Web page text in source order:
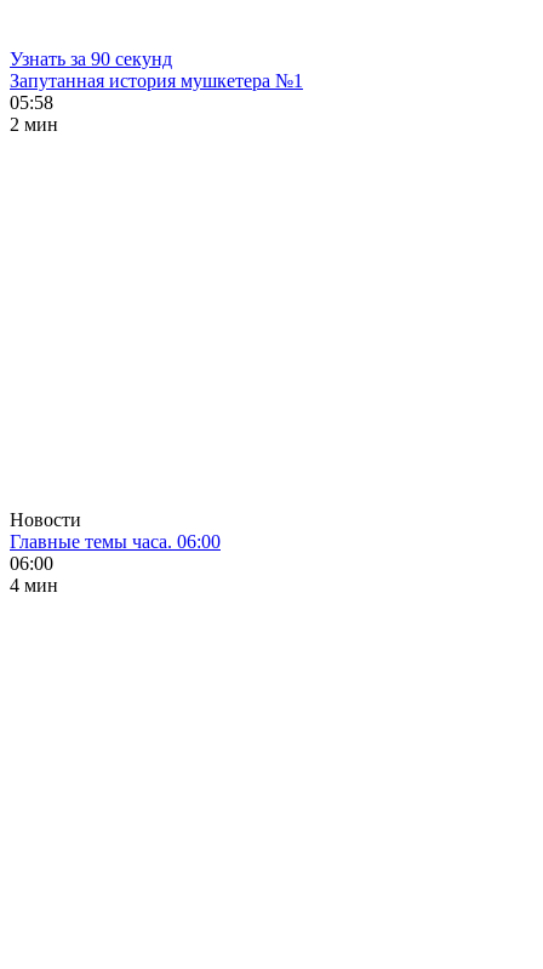
Узнать за 90 секунд
Запутанная история мушкетера №1
05:58
2 мин
Новости
Главные темы часа. 06:00
06:00
4 мин